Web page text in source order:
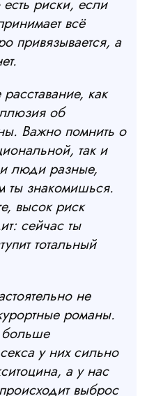
риски, если
всё
привязывается, а
как
об
Важно помнить о
так и
люди разные,
ты знакомишься.
высок риск
сейчас ты
тотальный
не
романы.
у них сильно
а у нас
выброс